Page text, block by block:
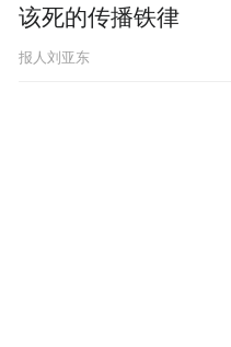
该死的传播铁律
报人刘亚东